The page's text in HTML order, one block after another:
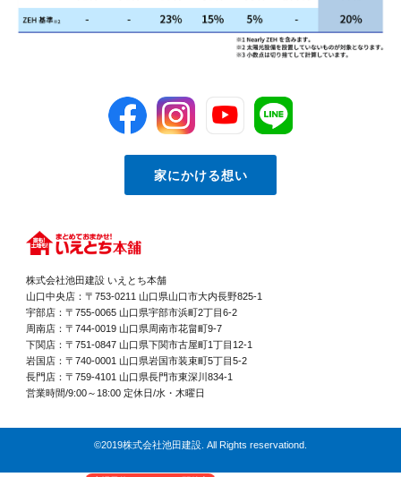
る内容がバラバラだからです。たとえば：本体工事費の
みの会社（照明・カーテン・外構は別途）諸経費込みの
会社（給排水工事・付帯工事も含む）標準仕様とオプシ
ョンの境界が不明確な会社こうした違いにより、見かけ
の坪単価が安くても、最終的な総額は高くなるケースが
です。価格だけで判断するのではなく、「何が含まれて
いるか」を確認し、総額・仕様・暮らしやすさをトータ
ルで比較する視点が大切です。 5. 坪数だけでなく「間
満足度は変わる「30坪の家」と言っても、その中身は
間取りによってまったく違います。極端な話、廊下が多
ければ居室は狭くなり、収納が少なければモノが溢れや
すくなるため、坪数だけでは暮らしやすさは測れませ
あるかどうかで体感的な広さや生活効率が大きく変わり
さ」家づくりでは「広さ＝快適」と思いがちですが、大
切なのは“自分たちにとってちょうどいい暮らし方”がで
きるかです。たとえば…朝の支度がラクになる動線使い
やすい位置に収納があること生活スタイルに合わせた部
屋の配置こうした“体感の快適さ”は、数字では測れませ
ん。むしろ、無駄のない間取りの方が坪数以上に広く感
じることも多いのです。5-3. 家族構成やライフスタイ
ルを反映した設計を間取りを考える上で、もっとも重要
なのが「その家に住む人のライフスタイル」です。子育
て真っ最中の家庭共働きで家事時間が限られている夫婦
に考えることが、満足度の高い家づくりにつながりま
リット 気密性の高い住宅に住むメリットは以下のこと
が挙げられます。 冷暖房効率が良くなり電気代が安く
なる温度差が少なくなり身体に優しい環境となる遮音性
が高くなる 冷暖房効率が良くなり電気代が安くなる 気
にするためにエアコンの温度を高くしたり、低くしたり
と調整幅がありエネルギーの負担が大きくなります。そ
れに代わって高気密な家は温度を調節する幅も狭くなる
間の温度差が生じにくくなり、健康的な生活を送れる室
内環境を手にすることができます。温度差は思っている
す。家の前に交通量の多い道路があったり、学校の近く
きます。高気密の家は遮音性も高くなるため、騒音を危
惧する方はぜひ検討してもらいたいです。 気密性が高
い住宅に住むデメリット 気密性を高めることで生じる
デメリットもありますので注意しましょう。気密性が高
いということは、より隙間がなく密閉されているという
ことのため、換気をしていないと空気や湿気がこもりま
す。空気の循環がないと建材の化学物質が揮発したり、
カビやダニ、埃などのハウスダストが舞ってしまったり
するため、シックハウス症候群などの健康障害を起こす
ていることが重要です。また、気密性が高いことで夏場
で室温を調整する必要が出てきますので、密閉されてい
インターネットでつながる、という意味があります。
Iot住宅はこの技術により、インターネットにつながっ
たいろいろな物をパソコンやスマートフォンなどの端末
を使ってエアコンの温度調節、照明のON/OFF、見守り
せてエアコンの温度をコントロールしてくれたり、ガス
漏れなどの異変を察知してくれたりなどの利便性と安全
性も持っています。スマートホーム スマートフォンな
どの端末でエアコンをコントロールしたり、見守りカメ
ルできるシステムを持った住宅をスマートホームと呼ん
作のアプリなどがそうで、導入される機器はインターネ
ットにつなげてスマートフォンなどの端末で操作してい
ていく方がやりやすいです。 まとめ IT技術の進歩によ
り私たちの生活も変わっていき、住宅のシステムも技術
に合わせて進化しています。CO2削減や低炭素社会が
叫ばれる中、環境に配慮されたシステムを持つスマート
ハウスはこれからますます関心される住宅です。私たち
が身近に使っているIT技術が家の中でも利用できるよう
になるスマートハウスという新しい住宅がこれから多く
なっていくかもしれませんので、これから家を建てる方
は、ぜひスマートハウスも検討してみてはいかがでしょ
すので、これから家を購入しようと考えている方はぜひ
ご利用ください。資料請求はこちらからさらに会員登録
土地情報をお届けいたします。当社は一切押し売りを致
株式会社池田建設 いえとち本舗
山口中央店：〒753-0211 山口県山口市大内長野825-1
宇部店：〒755-0065 山口県宇部市浜町2丁目6-2
周南店：〒744-0019 山口県周南市花畠町9-7
下関店：〒751-0847 山口県下関市古屋町1丁目12-1
岩国店：〒740-0001 山口県岩国市装束町5丁目5-2
長門店：〒759-4101 山口県長門市東深川834-1
営業時間/9:00～18:00 定休日/水・木曜日
家にかける想い
©2019株式会社池田建設. All Rights reservationd.